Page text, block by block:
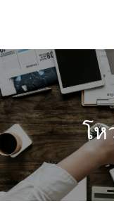
โห